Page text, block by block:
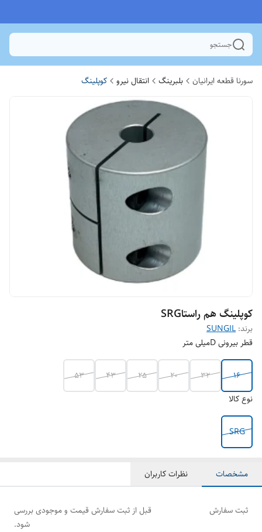
جستجو
سورنا قطعه ایرانیان بلبرینگ انتقال نیرو کوپلینگ
کوپلینگ هم راستاSRG
برند: SUNGIL
قطر بیرونی Dمیلی متر
16
32
20
25
43
53
نوع کالا
SRG
مشخصات نظرات کاربران
ثبت سفارش
قبل از ثبت سفارش قیمت و موجودی بررسی
شود.